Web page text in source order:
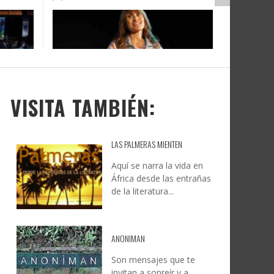
A
Y
DOCANARIAS CONVOCA A
INSTITUCIONES A REFLEXIONAR
SOBRE LA INTERNACIONALIZACIÓN
DEL CINE DE REALIDAD
JESÚS RODRÍGUEZ FALCÓN:
NATURALEZA, CAMINO Y
FOTOGRAFÍA
LEONCIO GONZÁLEZ, 9 JUNIO, 2026
VISITA TAMBIÉN:
LAS PALMERAS MIENTEN
Aquí se narra la vida en
África desde las entrañas
de la literatura...
ANONIMAN
Son mensajes que te